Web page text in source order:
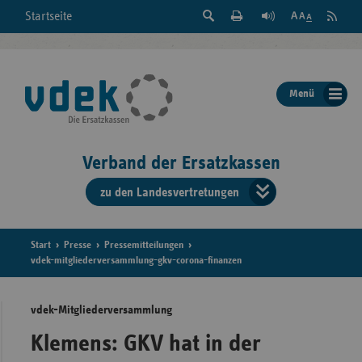
Startseite
Suche
der
Seite
Feed
Menü
Verband der Ersatzkassen
zu den Landesvertretungen
der
Start Presse
Pressemitteilungen
vdek-mitgliederversammlung-gkv-corona-finanzen
vdek-Mitgliederversammlung
Klemens: GKV hat in der